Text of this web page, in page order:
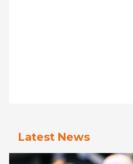
Latest News